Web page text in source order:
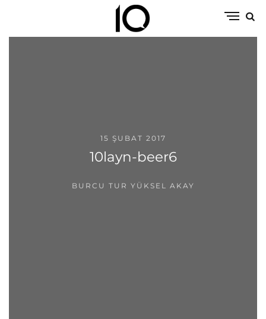
15 ŞUBAT 2017
10layn-beer6
BURCU TUR YÜKSEL AKAY